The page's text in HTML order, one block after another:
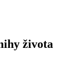
života